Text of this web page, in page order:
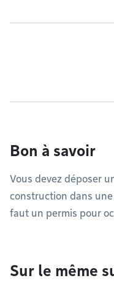
Bon à savoir
Vous devez déposer
construction dans
faut un permis pour
Sur le même